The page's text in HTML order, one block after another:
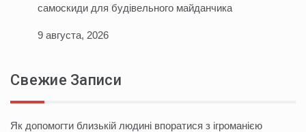
самоскиди для будівельного майданчика
9 августа, 2026
Свежие Записи
Як допомогти близькій людині впоратися з ігроманією